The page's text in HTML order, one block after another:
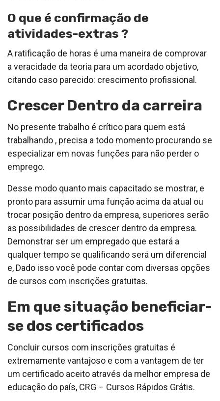
O que é confirmação de
atividades-extras ?
A ratificação de horas é uma maneira de comprovar
a veracidade da teoria para um acordado objetivo,
citando caso parecido: crescimento profissional.
Crescer Dentro da carreira
No presente trabalho é crítico para quem está
trabalhando , precisa a todo momento procurando se
especializar em novas funções para não perder o
emprego.
Desse modo quanto mais capacitado se mostrar, e
pronto para assumir uma função acima da atual ou
trocar posição dentro da empresa, superiores serão
as possibilidades de crescer dentro da empresa.
Demonstrar ser um empregado que estará a
qualquer tempo se qualificando será um diferencial
e, Dado isso você pode contar com diversas opções
de cursos com inscrições gratuitas.
Em que situação beneficiar-
se dos certificados
Concluir cursos com inscrições gratuitas é
extremamente vantajoso e com a vantagem de ter
um certificado aceito através da melhor empresa de
educação do país, CRG – Cursos Rápidos Grátis.